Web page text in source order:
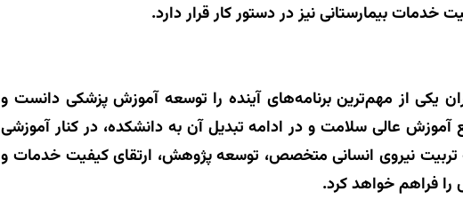
بیمارستانی نیز در دستور کار قرار دارد.
یکی از مهم‌ترین برنامه‌های آینده را توسعه آموزش پزشکی دانست و
عالی سلامت و در ادامه تبدیل آن به دانشکده، در کنار آموزشی
نیروی انسانی متخصص، توسعه پژوهش، ارتقای کیفیت خدمات و
فراهم خواهد کرد.